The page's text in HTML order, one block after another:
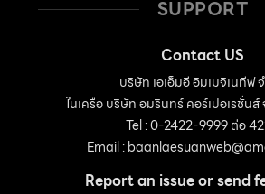
SUPPORT
Contact US
บริษัท เอเอ็มอี อิมเมจิเนทีฟ
ในเครือ บริษัท อมรินทร์ คอร์เปอเรชั่น
Tel : 0-2422-9999 ต่อ
Email :
Report an issue or send